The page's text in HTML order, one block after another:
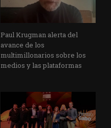
Paul Krugman alerta del
avance de los
multimillonarios sobre los
medios y las plataformas